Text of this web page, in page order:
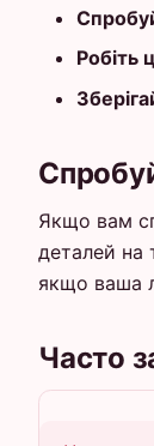
Робіть
Якщо вам
деталей на
якщо ваша
Часто